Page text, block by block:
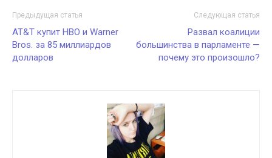
Предыдущая статья
AT&T купит HBO и Warner
Bros. за 85 миллиардов
долларов
Следующая статья
Развал коалиции
большинства в парламенте —
почему это произошло?